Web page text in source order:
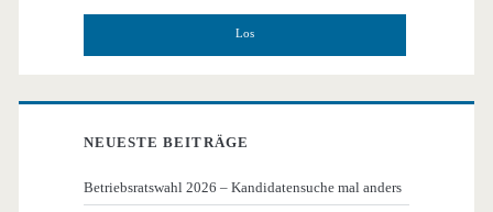
NEUESTE BEITRÄGE
Betriebsratswahl 2026 – Kandidatensuche mal anders